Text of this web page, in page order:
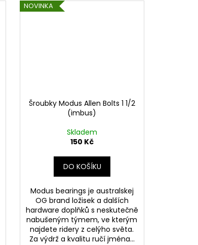
NOVINKA
Šroubky Modus Allen Bolts 1 1/2
(imbus)
Skladem
150 Kč
DO KOŠÍKU
Modus bearings je australskej
OG brand ložisek a dalších
hardware doplňků s neskutečně
nabušeným týmem, ve kterým
najdete ridery z celýho světa.
Za výdrž a kvalitu ručí jména...